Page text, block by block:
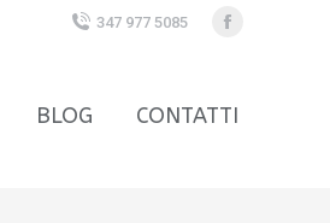
347 977 5085
Facebook
in
BLOG CONTATTI